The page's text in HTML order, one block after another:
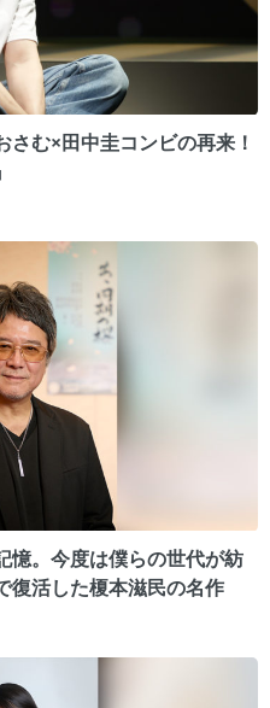
さむ×田中圭コンビの再来！
憶。今度は僕らの世代が紡
活した榎本滋民の名作